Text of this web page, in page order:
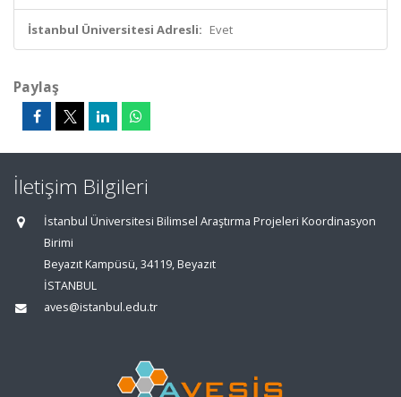
İstanbul Üniversitesi Adresli: Evet
Paylaş
İletişim Bilgileri
İstanbul Üniversitesi Bilimsel Araştırma Projeleri Koordinasyon
Birimi
Beyazıt Kampüsü, 34119, Beyazıt
İSTANBUL
aves@istanbul.edu.tr